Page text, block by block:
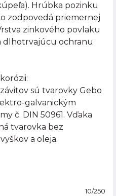
Hrúbka pozinku
zodpovedá priemernej
zinkového povlaku
dlhotrvajúcu ochranu
sú tvarovky Gebo
galvanickým
č. DIN 50961. Vďaka
tvarovka bez
a oleja.
10/250